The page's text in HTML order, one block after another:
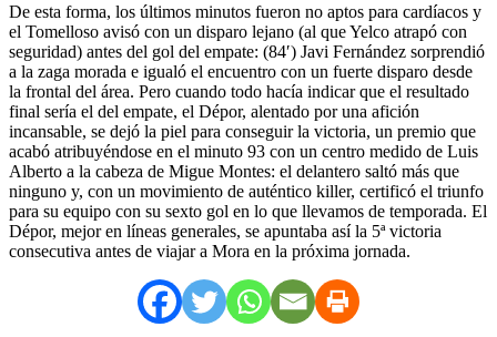
De esta forma, los últimos minutos fueron no aptos para cardíacos y
el Tomelloso avisó con un disparo lejano (al que Yelco atrapó con
seguridad) antes del gol del empate: (84′) Javi Fernández sorprendió
a la zaga morada e igualó el encuentro con un fuerte disparo desde
la frontal del área. Pero cuando todo hacía indicar que el resultado
final sería el del empate, el Dépor, alentado por una afición
incansable, se dejó la piel para conseguir la victoria, un premio que
acabó atribuyéndose en el minuto 93 con un centro medido de Luis
Alberto a la cabeza de Migue Montes: el delantero saltó más que
ninguno y, con un movimiento de auténtico killer, certificó el triunfo
para su equipo con su sexto gol en lo que llevamos de temporada. El
Dépor, mejor en líneas generales, se apuntaba así la 5ª victoria
consecutiva antes de viajar a Mora en la próxima jornada.